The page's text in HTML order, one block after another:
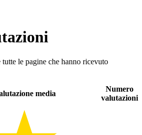
le pagine che hanno ricevuto
media
Numero
valutazioni